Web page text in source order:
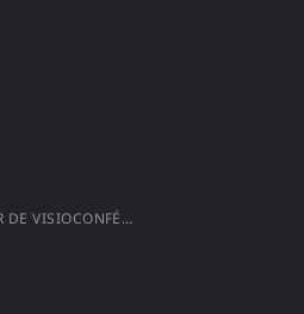
WEBRTC OPEN SOURCE